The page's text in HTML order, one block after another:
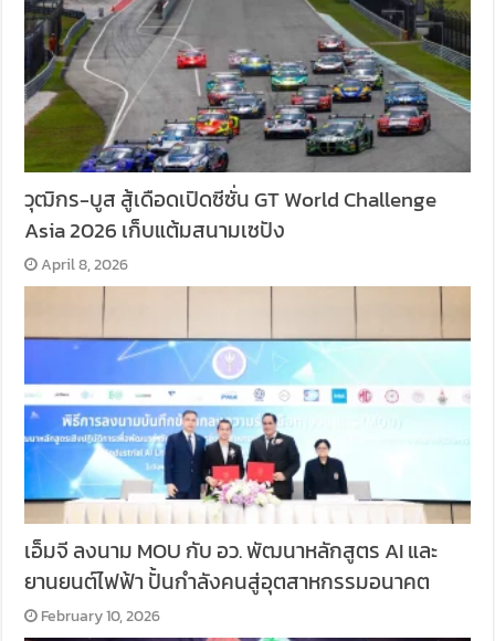
วุฒิกร-บูส สู้เดือดเปิดซีซั่น GT World Challenge
Asia 2026 เก็บแต้มสนามเซปัง
April 8, 2026
เอ็มจี ลงนาม MOU กับ อว. พัฒนาหลักสูตร AI และ
ยานยนต์ไฟฟ้า ปั้นกำลังคนสู่อุตสาหกรรมอนาคต
February 10, 2026